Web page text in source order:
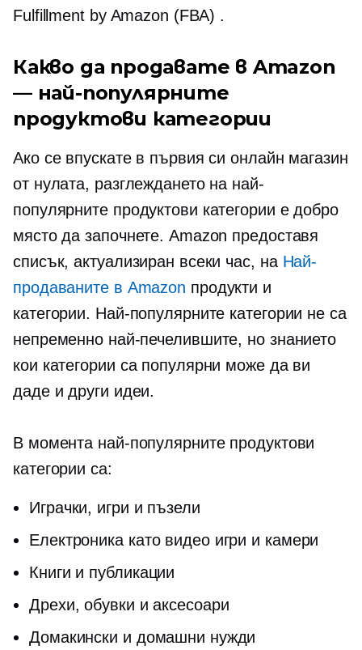
Fulfillment by Amazon (FBA) .
Какво да продавате в Amazon
— най-популярните
продуктови категории
Ако се впускате в първия си онлайн магазин
от нулата, разглеждането на най-
популярните продуктови категории е добро
място да започнете. Amazon предоставя
списък, актуализиран всеки час, на Най-
продаваните в Amazon продукти и
категории. Най-популярните категории не са
непременно най-печелившите, но знанието
кои категории са популярни може да ви
даде и други идеи.
В момента най-популярните продуктови
категории са:
Играчки, игри и пъзели
Електроника като видео игри и камери
Книги и публикации
Дрехи, обувки и аксесоари
Домакински и домашни нужди